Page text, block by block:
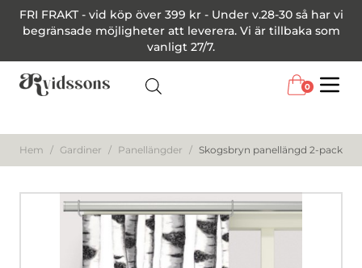
FRI FRAKT - vid köp över 399 kr - Under v.28-30 så har vi
begränsade möjligheter att leverera. Vi är tillbaka som
vanligt 27/7.
0
Hem / Gardiner / Panellängder / Skogsbryn panellängd 2-pack